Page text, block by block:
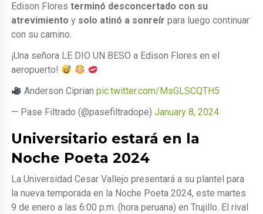
Edison Floresterminó desconcertado con su
atrevimiento y solo atinó a sonreír para luego continuar
con su camino.
¡Una señora LE DIO UN BESO a Edison Flores en el
aeropuerto!
Anderson Ciprianpic.twitter.com/MsGLSCQTH5
— Pase Filtrado (@pasefiltradope)January 8, 2024
Universitario estará en la
Noche Poeta 2024
La Universidad Cesar Vallejo presentará a su plantel para
la nueva temporada en la Noche Poeta 2024, este martes
9 de enero a las 6:00 p.m. (hora peruana) en Trujillo. El rival